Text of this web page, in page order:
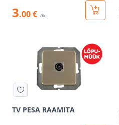
3.00 € /tk
TV PESA RAAMITA